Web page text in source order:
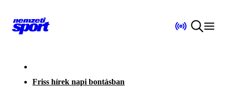
Friss hírek napi bontásban